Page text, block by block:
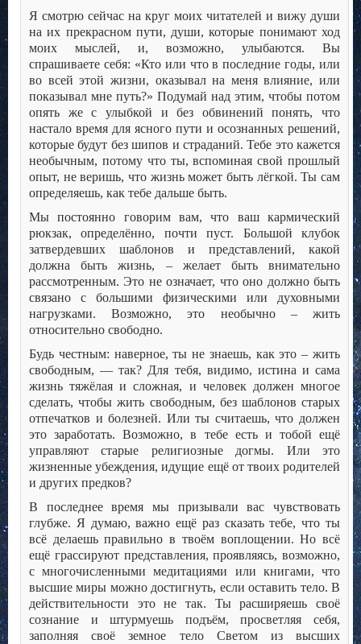
Я смотрю сейчас на круг моих читателей и вижу души
на их прекрасном пути, души, которые понимают ход
моих мыслей, и, возможно, улыбаются. Вы
спрашиваете себя: «Кто или что в последние годы, или
во всей этой жизни, оказывал на меня влияние, или
показывал мне путь?» Подумай над этим, чтобы потом
опять же с улыбкой и без обвинений понять, что
настало время для ясного пути и осознанных решений,
которые будут без шипов и страданий. Тебе это кажется
необычным, потому что ты, вспоминая свой прошлый
опыт, не веришь, что жизнь может быть лёгкой. Ты сам
определяешь, как тебе дальше быть.
Мы постоянно говорим вам, что ваш кармический
рюкзак, определённо, почти пуст. Большой клубок
затвердевших шаблонов и представлений, какой
должна быть жизнь, – желает быть внимательно
рассмотренным. Это не означает, что оно должно быть
связано с большими физическими или духовными
нагрузками. Возможно, это необычно – жить
относительно свободно.
Будь честным: наверное, ты не знаешь, как это – жить
свободным, — так? Для тебя, видимо, истина и сама
жизнь тяжёлая и сложная, и человек должен многое
сделать, чтобы жить свободным, без шаблонов старых
отпечатков и болезней. Или ты считаешь, что должен
это заработать. Возможно, в тебе есть и тобой ещё
управляют старые религиозные догмы. Или это
жизненные убеждения, идущие ещё от твоих родителей
и других предков?
В последнее время мы призывали вас чувствовать
глубже. Я думаю, важно ещё раз сказать тебе, что ты
всё делаешь правильно в твоём воплощении. Но всё
ещё грассируют представления, проявляясь, возможно,
с многочисленными медитациями или книгами, что
высшие миры можно достигнуть, если оставить тело. В
действительности это не так. Ты расширяешь своё
сознание и штурмуешь подъём, просветляя себя,
заполняя своё земное тело Светом из высших